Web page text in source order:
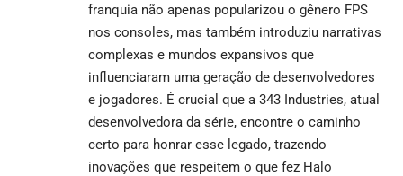
franquia não apenas popularizou o gênero FPS
nos consoles, mas também introduziu narrativas
complexas e mundos expansivos que
influenciaram uma geração de desenvolvedores
e jogadores. É crucial que a 343 Industries, atual
desenvolvedora da série, encontre o caminho
certo para honrar esse legado, trazendo
inovações que respeitem o que fez Halo